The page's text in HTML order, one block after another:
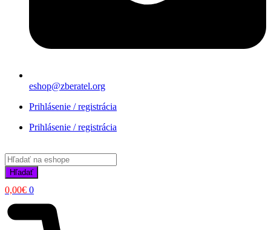
eshop@zberatel.org
Prihlásenie / registrácia
Prihlásenie / registrácia
Products
search
Hľadať
0,00€ 0